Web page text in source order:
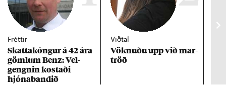
Fréttir
Skattakóng­ur á 42 ára
göml­um Benz: Vel­
gengn­in kostaði
hjóna­band­ið
Viðtal
Vökn­uðu upp við mar­
tröð